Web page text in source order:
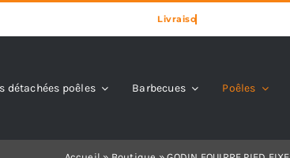
détachées poêles Barbecues Poêles